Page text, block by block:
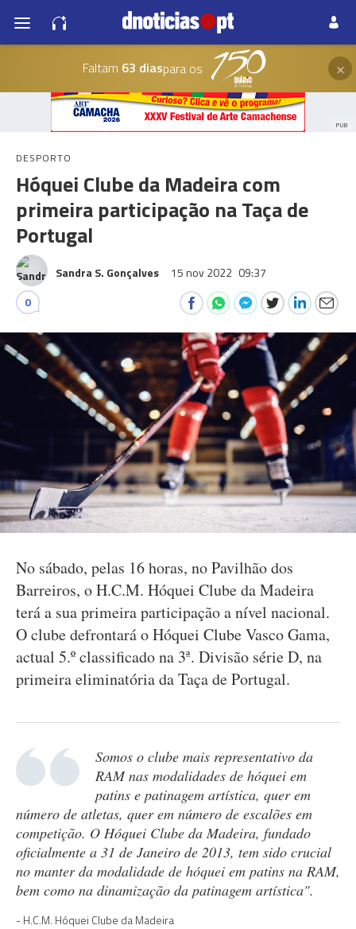
Faltam 63 diaspara os ×
PUB
DESPORTO
Hóquei Clube da Madeira com
primeira participação na Taça de
Portugal
Sandra S. Gonçalves 15 nov 2022 09:37
0
No sábado, pelas 16 horas, no Pavilhão dos
Barreiros, o H.C.M. Hóquei Clube da Madeira
terá a sua primeira participação a nível nacional.
O clube defrontará o Hóquei Clube Vasco Gama,
actual 5.º classificado na 3ª. Divisão série D, na
primeira eliminatória da Taça de Portugal.
Somos o clube mais representativo da
RAM nas modalidades de hóquei em
patins e patinagem artística, quer em
número de atletas, quer em número de escalões em
competição. O Hóquei Clube da Madeira, fundado
oficialmente a 31 de Janeiro de 2013, tem sido crucial
no manter da modalidade de hóquei em patins na RAM,
bem como na dinamização da patinagem artística".
H.C.M. Hóquei Clube da Madeira